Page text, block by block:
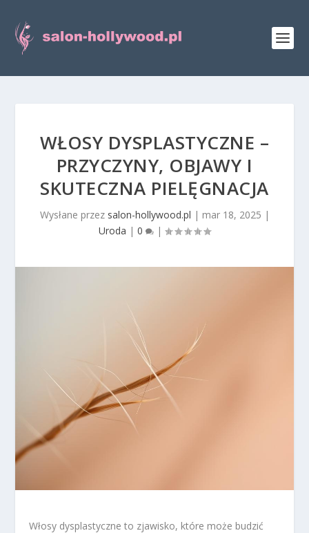
WŁOSY DYSPLASTYCZNE –
PRZYCZYNY, OBJAWY I
SKUTECZNA PIELĘGNACJA
Wysłane przez salon-hollywood.pl | mar 18, 2025 |
Uroda | 0 |
Włosy dysplastyczne to zjawisko, które może budzić